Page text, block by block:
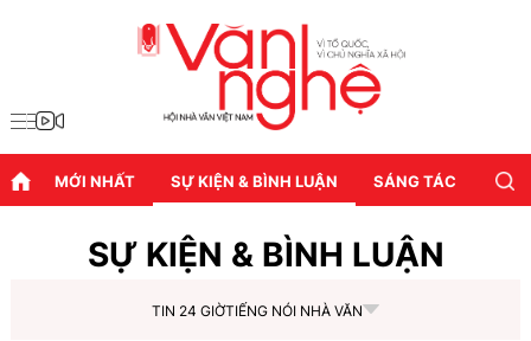
MỚI NHẤT SỰ KIỆN & BÌNH LUẬN SÁNG TÁC
SỰ KIỆN & BÌNH LUẬN
TIN 24 GIỜTIẾNG NÓI NHÀ VĂN